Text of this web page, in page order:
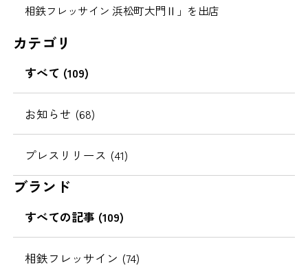
相鉄フレッサイン 浜松町大門Ⅱ」を出店
カテゴリ
すべて (109)
お知らせ (68)
プレスリリース (41)
ブランド
すべての記事 (109)
相鉄フレッサイン (74)